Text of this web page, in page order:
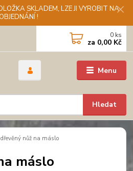
SKLADEM, LZE JI VYROBIT NA
OBJEDNÁNÍ !
Menu
Hledat
0 ks
za 0,00 Kč
dřevěný nůž na máslo
máslo